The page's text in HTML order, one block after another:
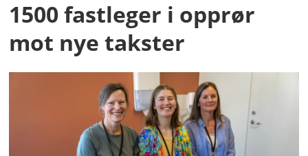
1500 fastleger i opprør
mot nye takster